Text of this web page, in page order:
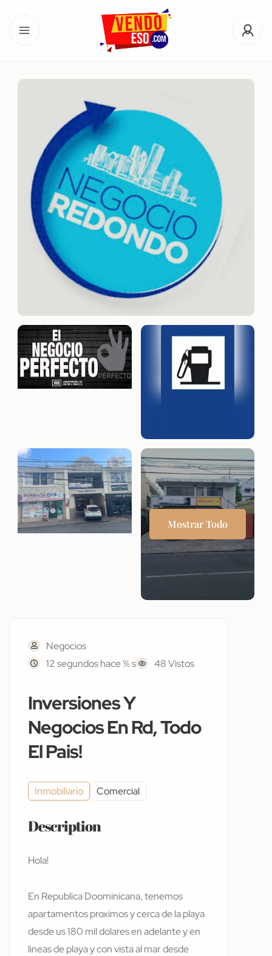
Mostrar Todo
Negocios
12 segundos hace % s
48 Vistos
Inversiones Y
Negocios En Rd, Todo
El Pais!
Inmobiliario Comercial
Description
Hola!
En Republica Doominicana, tenemos
apartamentos proximos y cerca de la playa
desde us 180 mil dolares en adelante y en
lineas de playa y con vista al mar desde